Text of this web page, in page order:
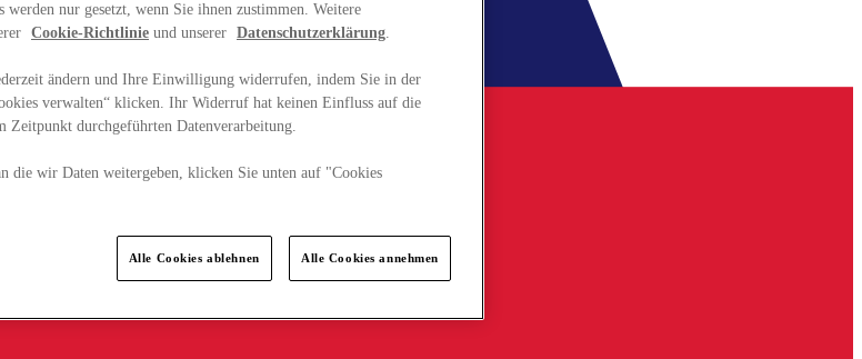
werden nur gesetzt, wenn Sie ihnen zustimmen. Weitere
Cookie-Richtlinie und unserer Datenschutzerklärung.
ändern und Ihre Einwilligung widerrufen, indem Sie in der
verwalten“ klicken. Ihr Widerruf hat keinen Einfluss auf die
Zeitpunkt durchgeführten Datenverarbeitung.
die wir Daten weitergeben, klicken Sie unten auf "Cookies
Alle Cookies ablehnen Alle Cookies annehmen